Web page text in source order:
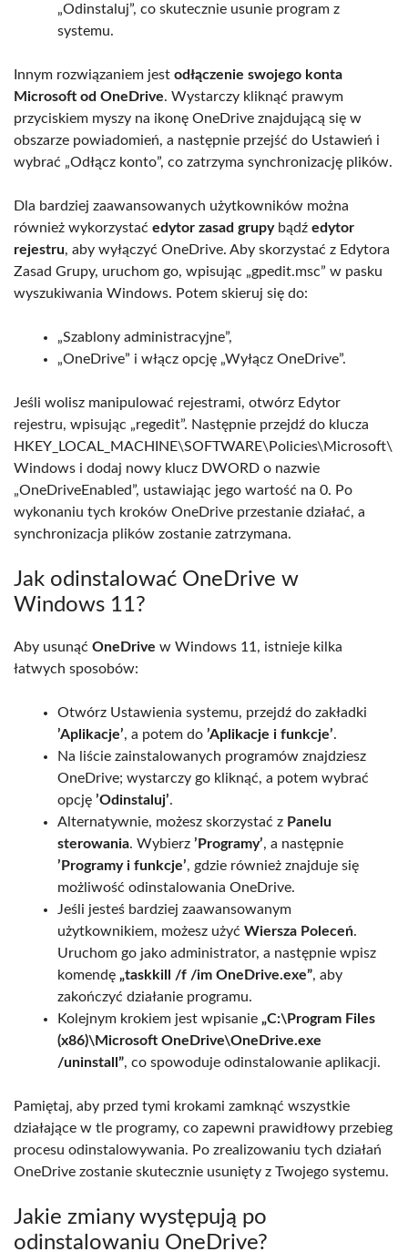
„Odinstaluj”, co skutecznie usunie program z
systemu.
Innym rozwiązaniem jest odłączenie swojego konta
Microsoft od OneDrive. Wystarczy kliknąć prawym
przyciskiem myszy na ikonę OneDrive znajdującą się w
obszarze powiadomień, a następnie przejść do Ustawień i
wybrać „Odłącz konto”, co zatrzyma synchronizację plików.
Dla bardziej zaawansowanych użytkowników można
również wykorzystać edytor zasad grupybądź edytor
rejestru, aby wyłączyć OneDrive. Aby skorzystać z Edytora
Zasad Grupy, uruchom go, wpisując „gpedit.msc” w pasku
wyszukiwania Windows. Potem skieruj się do:
„Szablony administracyjne”,
„OneDrive” i włącz opcję „Wyłącz OneDrive”.
Jeśli wolisz manipulować rejestrami, otwórz Edytor
rejestru, wpisując „regedit”. Następnie przejdź do klucza
HKEY_LOCAL_MACHINE\SOFTWARE\Policies\Microsoft\
Windows i dodaj nowy klucz DWORD o nazwie
„OneDriveEnabled”, ustawiając jego wartość na 0. Po
wykonaniu tych kroków OneDrive przestanie działać, a
synchronizacja plików zostanie zatrzymana.
Jak odinstalować OneDrive w
Windows 11?
Aby usunąć OneDrive w Windows 11, istnieje kilka
łatwych sposobów:
Otwórz Ustawienia systemu, przejdź do zakładki
’Aplikacje’, a potem do ’Aplikacje i funkcje’.
Na liście zainstalowanych programów znajdziesz
OneDrive; wystarczy go kliknąć, a potem wybrać
opcję ’Odinstaluj’.
Alternatywnie, możesz skorzystać z Panelu
sterowania. Wybierz ’Programy’, a następnie
’Programy i funkcje’, gdzie również znajduje się
możliwość odinstalowania OneDrive.
Jeśli jesteś bardziej zaawansowanym
użytkownikiem, możesz użyć Wiersza Poleceń.
Uruchom go jako administrator, a następnie wpisz
komendę „taskkill /f /im OneDrive.exe”, aby
zakończyć działanie programu.
Kolejnym krokiem jest wpisanie „C:\Program Files
(x86)\Microsoft OneDrive\OneDrive.exe
/uninstall”, co spowoduje odinstalowanie aplikacji.
Pamiętaj, aby przed tymi krokami zamknąć wszystkie
działające w tle programy, co zapewni prawidłowy przebieg
procesu odinstalowywania. Po zrealizowaniu tych działań
OneDrive zostanie skutecznie usunięty z Twojego systemu.
Jakie zmiany występują po
odinstalowaniu OneDrive?